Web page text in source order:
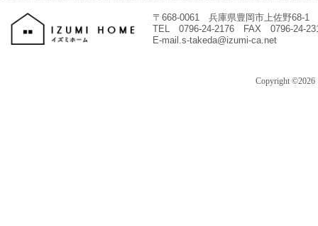
〒668-0061 兵庫県豊岡市上佐野68-1
TEL 0796-24-2176 FAX 0796-24-
E-mail.s-takeda@izumi-ca.net
Copyright ©2026